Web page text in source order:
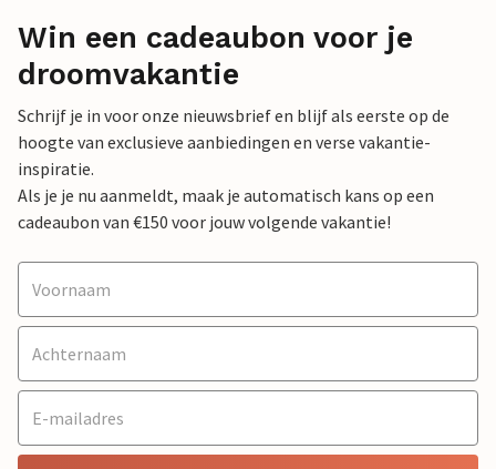
Win een cadeaubon voor je
droomvakantie
Schrijf je in voor onze nieuwsbrief en blijf als eerste op de
hoogte van exclusieve aanbiedingen en verse vakantie-
inspiratie.
Als je je nu aanmeldt, maak je automatisch kans op een
cadeaubon van €150 voor jouw volgende vakantie!